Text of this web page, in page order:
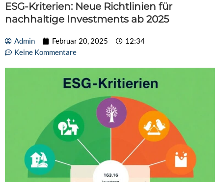
ESG-Kriterien: Neue Richtlinien für
nachhaltige Investments ab 2025
Admin Februar 20, 2025
12:34
Keine Kommentare